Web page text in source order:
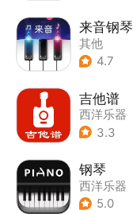
来音钢琴
其他
4.7
吉他谱
西洋乐器
3.3
钢琴
西洋乐器
5.0